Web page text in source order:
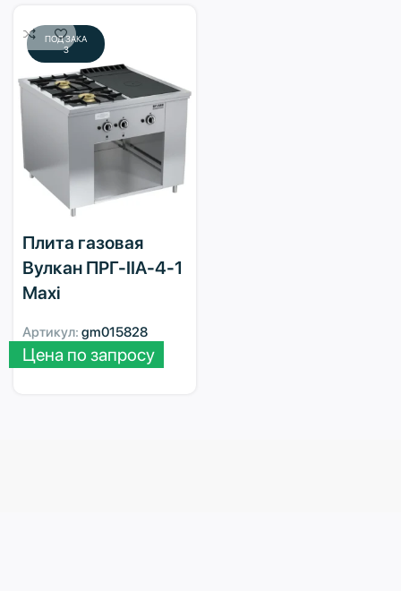
ПОД ЗАКА
З
Плита газовая
Вулкан ПРГ-IIA-4-1
Maxi
Артикул: gm015828
Цена по запросу